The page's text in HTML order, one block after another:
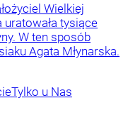
Wielkiej
tysiące
W ten sposób
Agata Młynarska.
Tylko u Nas